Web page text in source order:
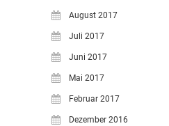
August 2017
Juli 2017
Juni 2017
Mai 2017
Februar 2017
Dezember 2016